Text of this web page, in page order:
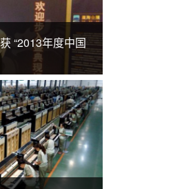
“2013年度中国